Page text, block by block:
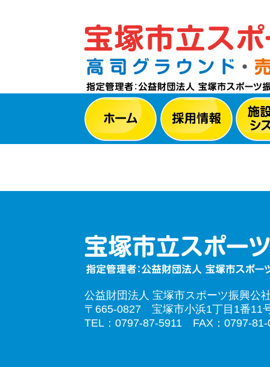
公益財団法人 宝塚市スポーツ振興公
〒665-0827 宝塚市小浜1丁目1番11
TEL：0797-87-5911 FAX：0797-81-